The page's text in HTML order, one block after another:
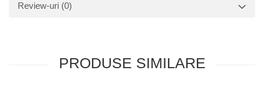
Review-uri (0)
PRODUSE SIMILARE